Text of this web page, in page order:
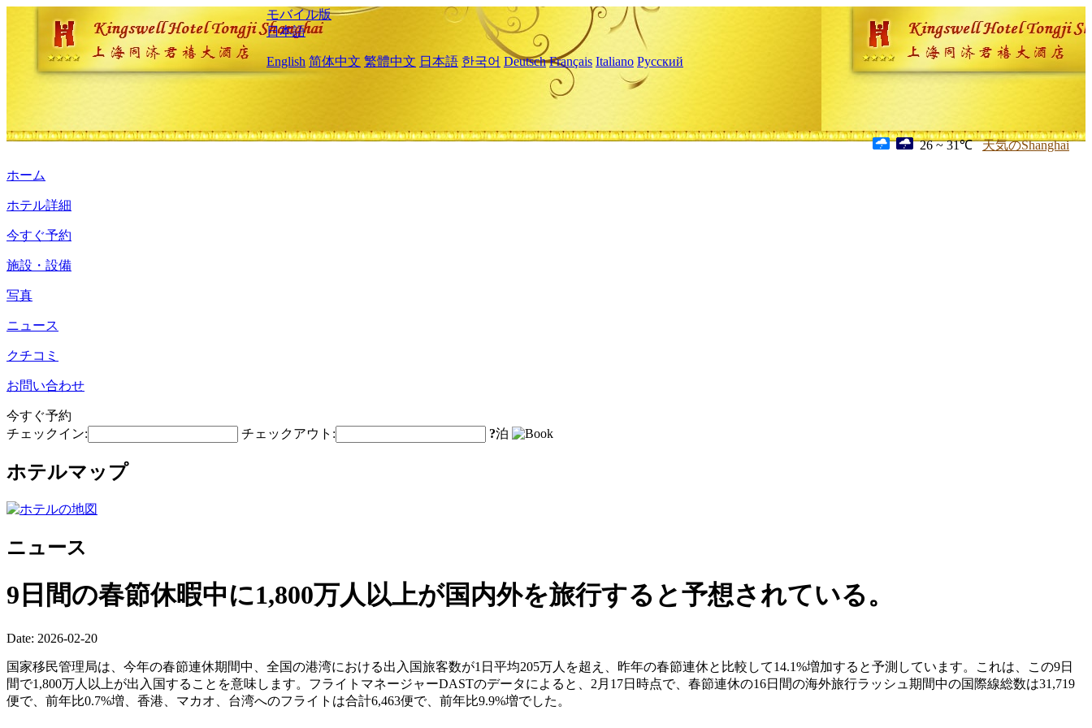
モバイル版
日本語
English 简体中文 繁體中文 日本語 한국어 Deutsch Français Italiano Русский
26 ~ 31℃ 天気のShanghai
ホーム
ホテル詳細
今すぐ予約
施設・設備
写真
ニュース
クチコミ
お問い合わせ
今すぐ予約
チェックイン:
チェックアウト: ?泊
ホテルマップ
ニュース
9日間の春節休暇中に1,800万人以上が国内外を旅行すると予想されている。
Date: 2026-02-20
国家移民管理局は、今年の春節連休期間中、全国の港湾における出入国旅客数が1日平均205万人を超え、昨年の春節連休と比較して14.1%増加すると予測しています。これは、この9日
間で1,800万人以上が出入国することを意味します。フライトマネージャーDASTのデータによると、2月17日時点で、春節連休の16日間の海外旅行ラッシュ期間中の国際線総数は31,719
便で、前年比0.7%増、香港、マカオ、台湾へのフライトは合計6,463便で、前年比9.9%増でした。